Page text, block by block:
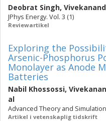
Deobrat Singh,
JPhys Energy. Vol. 3 (1)
Reviewartikel
Exploring the
Arsenic-Phosphorus
Monolayer as Anode
Batteries
Nabil Khossossi,
al
Advanced Theory and
Artikel i vetenskaplig tidskrift